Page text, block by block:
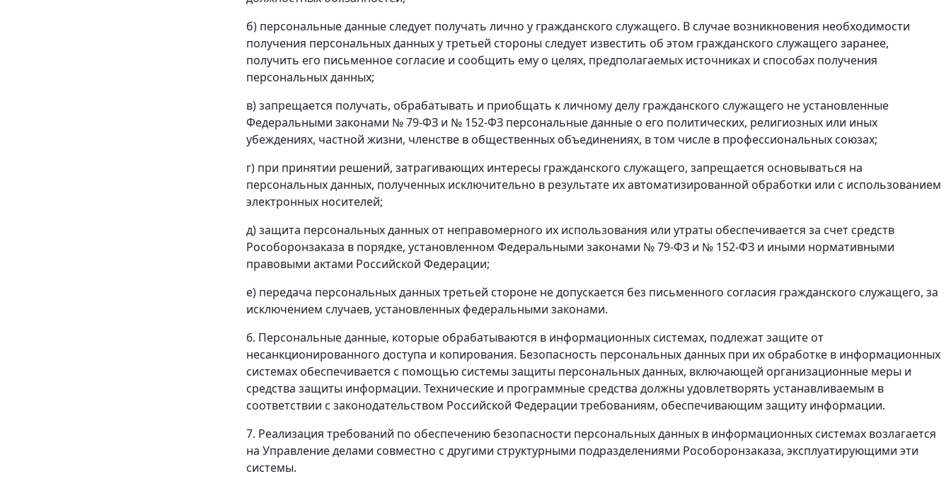
б) персональные данные следует получать лично у гражданского служащего. В случае возникновения необходимости
получения персональных данных у третьей стороны следует известить об этом гражданского служащего заранее,
получить его письменное согласие и сообщить ему о целях, предполагаемых источниках и способах получения
персональных данных;
в) запрещается получать, обрабатывать и приобщать к личному делу гражданского служащего не установленные
Федеральными законами № 79-ФЗ и № 152-ФЗ персональные данные о его политических, религиозных или иных
убеждениях, частной жизни, членстве в общественных объединениях, в том числе в профессиональных союзах;
г) при принятии решений, затрагивающих интересы гражданского служащего, запрещается основываться на
персональных данных, полученных исключительно в результате их автоматизированной обработки или с использованием
электронных носителей;
д) защита персональных данных от неправомерного их использования или утраты обеспечивается за счет средств
Рособоронзаказа в порядке, установленном Федеральными законами № 79-ФЗ и № 152-ФЗ и иными нормативными
правовыми актами Российской Федерации;
е) передача персональных данных третьей стороне не допускается без письменного согласия гражданского служащего, за
исключением случаев, установленных федеральными законами.
6. Персональные данные, которые обрабатываются в информационных системах, подлежат защите от
несанкционированного доступа и копирования. Безопасность персональных данных при их обработке в информационных
системах обеспечивается с помощью системы защиты персональных данных, включающей организационные меры и
средства защиты информации. Технические и программные средства должны удовлетворять устанавливаемым в
соответствии с законодательством Российской Федерации требованиям, обеспечивающим защиту информации.
7. Реализация требований по обеспечению безопасности персональных данных в информационных системах возлагается
на Управление делами совместно с другими структурными подразделениями Рособоронзаказа, эксплуатирующими эти
системы.